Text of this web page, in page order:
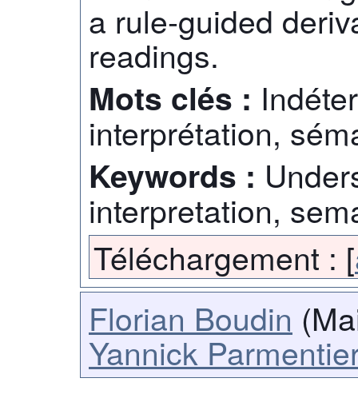
a rule-guided
readings.
Mots clés :
interprétation,
Keywords :
interpretation,
Téléchargement : [
Florian Boudin
Yannick